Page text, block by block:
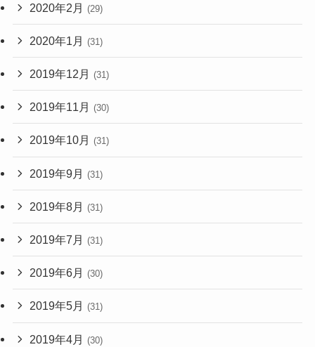
2020年2月 (29)
2020年1月 (31)
2019年12月 (31)
2019年11月 (30)
2019年10月 (31)
2019年9月 (31)
2019年8月 (31)
2019年7月 (31)
2019年6月 (30)
2019年5月 (31)
2019年4月 (30)